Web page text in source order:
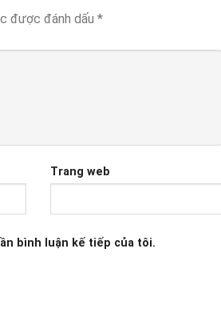
được đánh dấu *
Trang web
bình luận kế tiếp của tôi.